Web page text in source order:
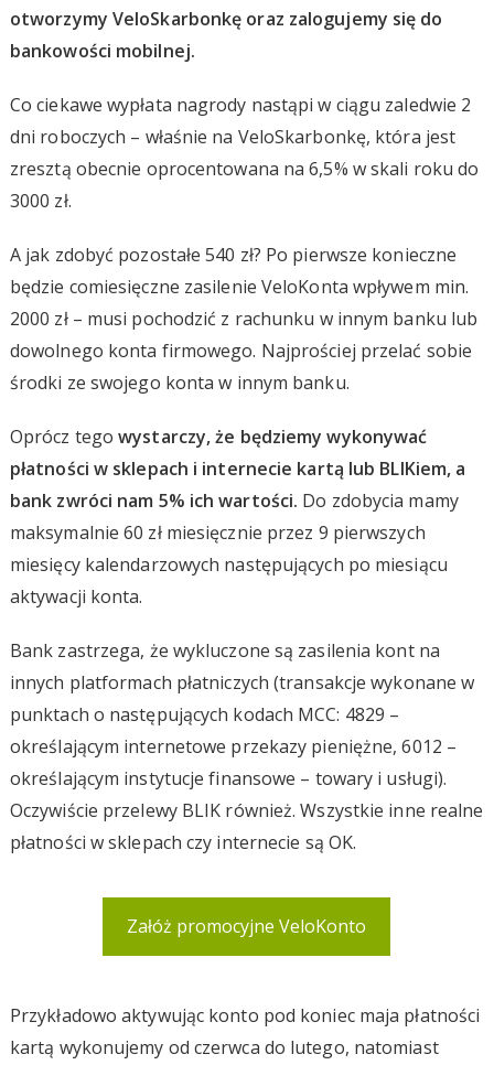
otworzymy VeloSkarbonkę oraz zalogujemy się do
bankowości mobilnej.
Co ciekawe wypłata nagrody nastąpi w ciągu zaledwie 2
dni roboczych – właśnie na VeloSkarbonkę, która jest
zresztą obecnie oprocentowana na 6,5% w skali roku do
3000 zł.
A jak zdobyć pozostałe 540 zł? Po pierwsze konieczne
będzie comiesięczne zasilenie VeloKonta wpływem min.
2000 zł – musi pochodzić z rachunku w innym banku lub
dowolnego konta firmowego. Najprościej przelać sobie
środki ze swojego konta w innym banku.
Oprócz tegowystarczy, że będziemy wykonywać
płatności w sklepach i internecie kartą lub BLIKiem, a
bank zwróci nam 5% ich wartości. Do zdobycia mamy
maksymalnie 60 zł miesięcznie przez 9 pierwszych
miesięcy kalendarzowych następujących po miesiącu
aktywacji konta.
Bank zastrzega, że wykluczone są zasilenia kont na
innych platformach płatniczych (transakcje wykonane w
punktach o następujących kodach MCC: 4829 –
określającym internetowe przekazy pieniężne, 6012 –
określającym instytucje finansowe – towary i usługi).
Oczywiście przelewy BLIK również. Wszystkie inne realne
płatności w sklepach czy internecie są OK.
Załóż promocyjne VeloKonto
Przykładowo aktywując konto pod koniec maja płatności
kartą wykonujemy od czerwca do lutego, natomiast